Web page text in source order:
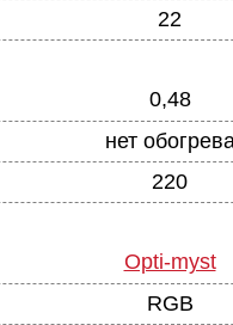
22
0,48
нет
220
Opti-myst
RGB